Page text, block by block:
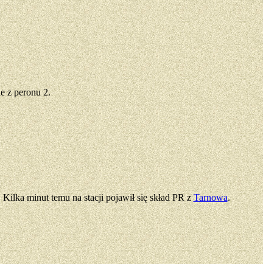
z peronu 2.
Kilka minut temu na stacji pojawił się skład PR zTarnowa.